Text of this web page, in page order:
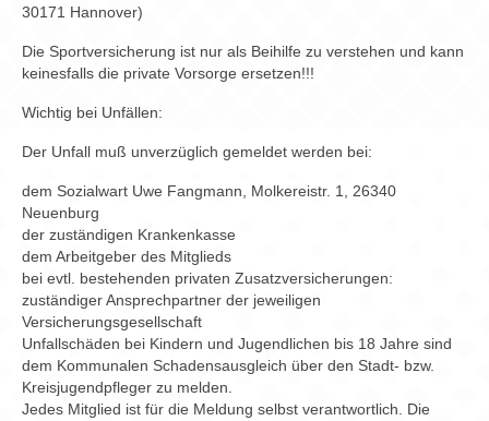
30171 Hannover)
Die Sportversicherung ist nur als Beihilfe zu verstehen und kann
keinesfalls die private Vorsorge ersetzen!!!
Wichtig bei Unfällen:
Der Unfall muß unverzüglich gemeldet werden bei:
dem Sozialwart Uwe Fangmann, Molkereistr. 1, 26340
Neuenburg
der zuständigen Krankenkasse
dem Arbeitgeber des Mitglieds
bei evtl. bestehenden privaten Zusatzversicherungen:
zuständiger Ansprechpartner der jeweiligen
Versicherungsgesellschaft
Unfallschäden bei Kindern und Jugendlichen bis 18 Jahre sind
dem Kommunalen Schadensausgleich über den Stadt- bzw.
Kreisjugendpfleger zu melden.
Jedes Mitglied ist für die Meldung selbst verantwortlich. Die